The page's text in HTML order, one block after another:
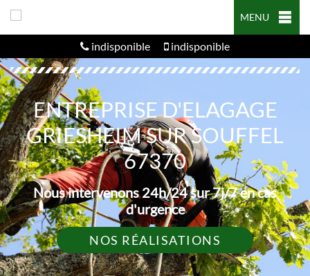
MENU
indisponible indisponible
ENTREPRISE D'ELAGAGE
GRIESHEIM SUR SOUFFEL
67370
Nous intervenons 24h/24 sur 7j/7 en cas
d'urgence
NOS RÉALISATIONS